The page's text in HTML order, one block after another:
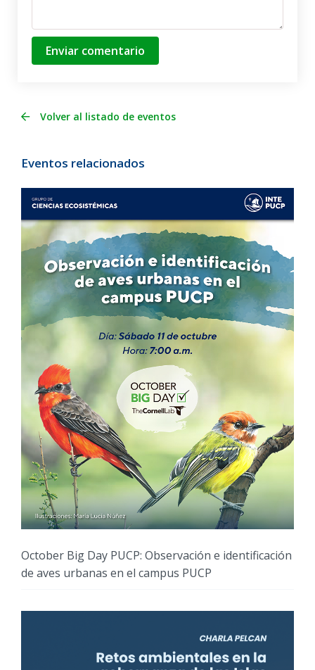
Enviar comentario
Volver al listado de eventos
Eventos relacionados
October Big Day PUCP: Observación e identificación
de aves urbanas en el campus PUCP